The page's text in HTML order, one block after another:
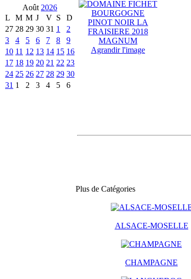
Août 2026
L
M M J V S
D
27 28 29 30 31 1
2
3
4 5 6 7 8
9
10 11 12 13 14 15 16
17 18 19 20 21 22 23
24 25 26 27 28 29 30
31 1 2 3 4 5 6
Agrandir l'image
Plus de Catégories
ALSACE-MOSELLE
CHAMPAGNE